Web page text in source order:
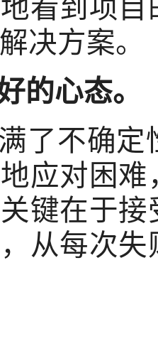
看到项
决方案。
的心态。
了不确定
应对困
键在于
从每次